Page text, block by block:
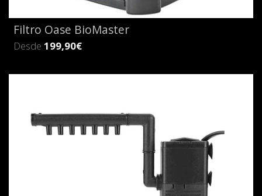
Filtro Oase BioMaster
Desde 199,90€